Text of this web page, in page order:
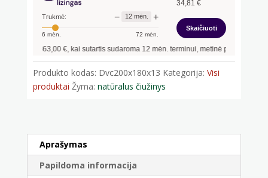
poliuretanas)
cm
Trukmė: − 12mėn. +
6 mėn. 72 mėn.
34,81 €
Skaičiuoti
€, kai sutartis sudaroma12mėn. terminui, metinė palūkanų norma –
Produkto kodas: Dvc200x180x13 Kategorija: Visi
produktai Žyma: natūralus čiužinys
Aprašymas
Papildoma informacija